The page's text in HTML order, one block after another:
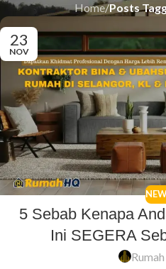
Home/Posts
23
NOV
5 Sebab Kenapa
Ini SEGERA